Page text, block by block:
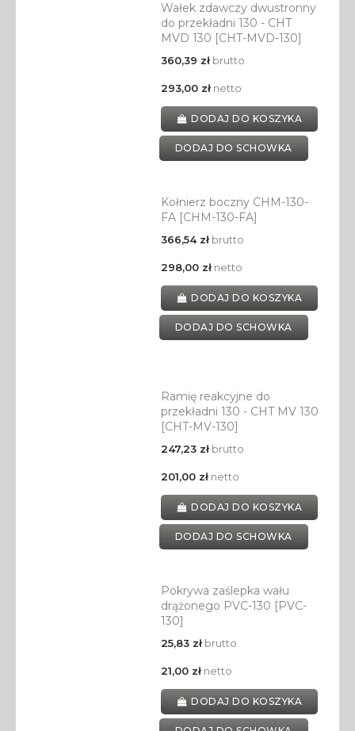
Wałek zdawczy dwustronny
do przekładni 130 - CHT
MVD 130 [CHT-MVD-130]
360,39 złbrutto
293,00 złnetto
DODAJ DO KOSZYKA
DODAJ DO SCHOWKA
Kołnierz boczny CHM-130-
FA [CHM-130-FA]
366,54 złbrutto
298,00 złnetto
DODAJ DO KOSZYKA
DODAJ DO SCHOWKA
Ramię reakcyjne do
przekładni 130 - CHT MV 130
[CHT-MV-130]
247,23 złbrutto
201,00 złnetto
DODAJ DO KOSZYKA
DODAJ DO SCHOWKA
Pokrywa zaślepka wału
drążonego PVC-130 [PVC-
130]
25,83 złbrutto
21,00 złnetto
DODAJ DO KOSZYKA